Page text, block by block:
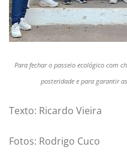
Para fechar o passeio ecológico com
posteridade e para garantir
Texto: Ricardo Vieira
Fotos: Rodrigo Cuco